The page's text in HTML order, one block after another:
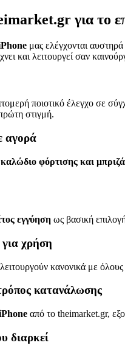
για το
μας ελέγχονται
και λειτουργεί σαν
ποιοτικό έλεγχο σε
στιγμή.
αγορά
καλώδιο φόρτισης και
εγγύηση ως βασική
χρήση
κανονικά με
κατανάλωσης
από το theimarket.gr,
διαρκεί